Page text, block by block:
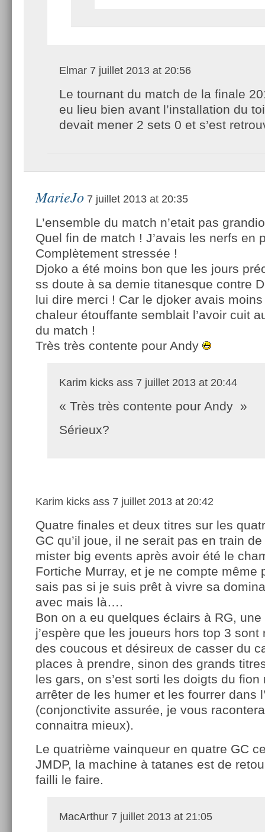
Elmar 7 juillet 2013 at 20:56
Le tournant du match de la finale
eu lieu bien avant l’installation du
devait mener 2 sets 0 et s’est
MarieJo 7 juillet 2013 at 20:35
L’ensemble du match n’etait pas
Quel fin de match ! J’avais les nerfs en
Complètement stressée !
Djoko a été moins bon que les jours
ss doute à sa demie titanesque contre
lui dire merci ! Car le djoker avais
chaleur étouffante semblait l’avoir cuit
du match !
Très très contente pour Andy
Karim kicks ass 7 juillet 2013 at 20:44
« Très très contente pour Andy »
Sérieux?
Karim kicks ass 7 juillet 2013 at 20:42
Quatre finales et deux titres sur les
GC qu’il joue, il ne serait pas en train
mister big events après avoir été le
Fortiche Murray, et je ne compte même
sais pas si je suis prêt à vivre sa
avec mais là….
Bon on a eu quelques éclairs à RG,
j’espère que les joueurs hors top 3
des coucous et désireux de casser du
places à prendre, sinon des grands
les gars, on s’est sorti les doigts du
arrêter de les humer et les fourrer dans
(conjonctivite assurée, je vous
connaitra mieux).
Le quatrième vainqueur en quatre GC
JMDP, la machine à tatanes est de
failli le faire.
MacArthur 7 juillet 2013 at 21:05